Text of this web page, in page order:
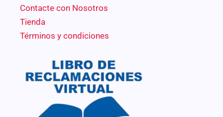
Contacte con Nosotros
Tienda
Términos y condiciones